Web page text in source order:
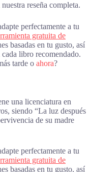
reseña completa.
perfectamente a tu
gratuita de
basadas en tu gusto, así
libro recomendado.
tarde o ahora?
una licenciatura en
siendo “La luz después
de su madre
perfectamente a tu
gratuita de
basadas en tu gusto, así